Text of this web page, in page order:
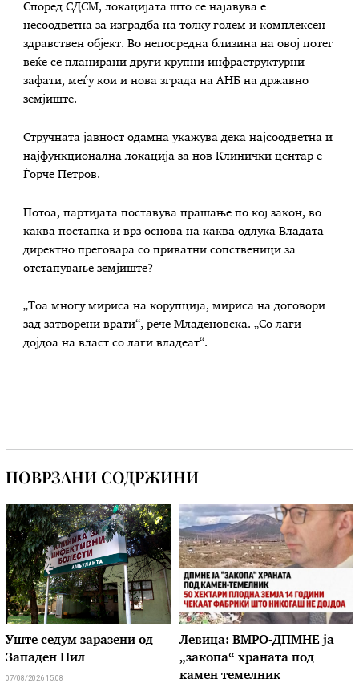
Според СДСМ, локацијата што се најавува е
несоодветна за изградба на толку голем и комплексен
здравствен објект. Во непосредна близина на овој потег
веќе се планирани други крупни инфраструктурни
зафати, меѓу кои и нова зграда на АНБ на државно
земјиште.
Стручната јавност одамна укажува дека најсоодветна и
најфункционална локација за нов Клинички центар е
Ѓорче Петров.
Потоа, партијата поставува прашање по кој закон, во
каква постапка и врз основа на каква одлука Владата
директно преговара со приватни сопственици за
отстапување земјиште?
„Тоа многу мириса на корупција, мириса на договори
зад затворени врати“, рече Младеновска. „Со лаги
дојдоа на власт со лаги владеат“.
ПОВРЗАНИ СОДРЖИНИ
Уште седум заразени од
Западен Нил
07/08/2026 15:08
Левица: ВМРО-ДПМНЕ ја
„закопа“ храната под
камен темелник